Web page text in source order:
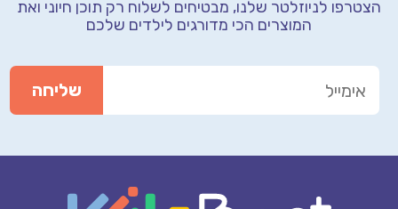
הצטרפו לניוזלטר שלנו, מבטיחים לשלוח רק תוכן חיוני ואת
המוצרים הכי מדורגים לילדים שלכם